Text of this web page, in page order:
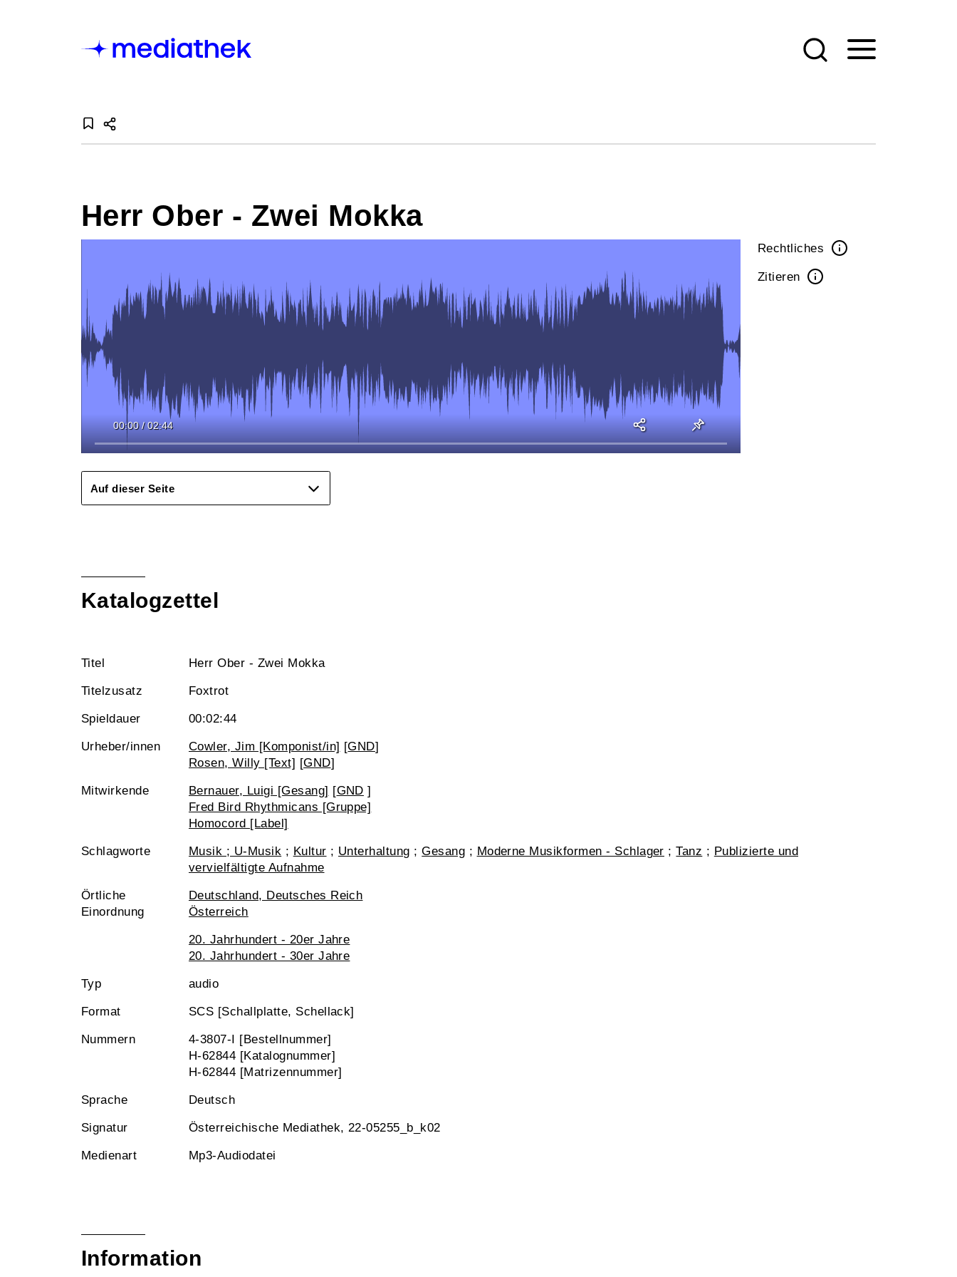
Herr Ober - Zwei Mokka
00:00 / 02:44
Rechtliches
Zitieren
Auf dieser Seite
Katalogzettel
Titel Herr Ober - Zwei Mokka
Titelzusatz Foxtrot
Spieldauer 00:02:44
Urheber/innen Cowler, Jim [Komponist/in] [GND]
Rosen, Willy [Text] [GND]
Mitwirkende Bernauer, Luigi [Gesang] [GND ]
Fred Bird Rhythmicans [Gruppe]
Homocord [Label]
Schlagworte Musik ; U-Musik ; Kultur ; Unterhaltung ;Gesang ; Moderne Musikformen - Schlager ;Tanz ; Publizierte und
vervielfältigte Aufnahme
Örtliche
Einordnung
Deutschland, Deutsches Reich
Österreich
20. Jahrhundert - 20er Jahre
20. Jahrhundert - 30er Jahre
Typ audio
Format SCS [Schallplatte, Schellack]
Nummern
4-3807-I [Bestellnummer]
H-62844 [Katalognummer]
H-62844 [Matrizennummer]
Sprache Deutsch
Signatur Österreichische Mediathek, 22-05255_b_k02
Medienart Mp3-Audiodatei
Information